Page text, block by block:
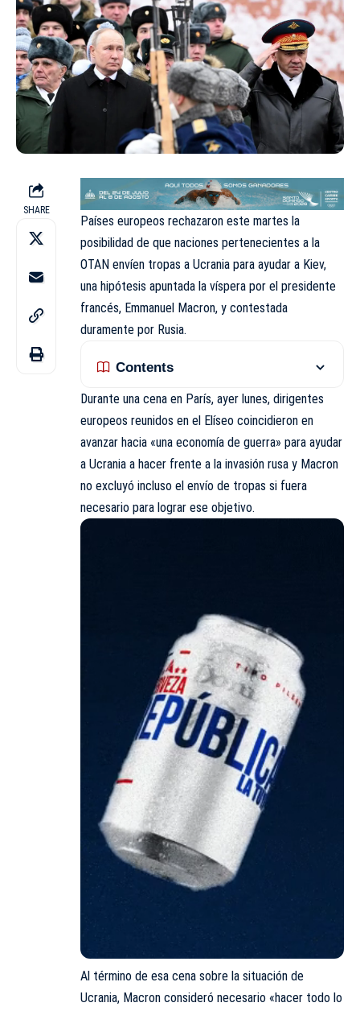
SHARE
Países europeos rechazaron este martes la
posibilidad de que naciones pertenecientes a la
OTAN envíen tropas a Ucrania para ayudar a Kiev,
una hipótesis apuntada la víspera por el presidente
francés, Emmanuel Macron, y contestada
duramente por Rusia.
Contents
Durante una cena en París, ayer lunes, dirigentes
europeos reunidos en el Elíseo coincidieron en
avanzar hacia «una economía de guerra» para ayudar
a Ucrania a hacer frente a la invasión rusa y Macron
no excluyó incluso el envío de tropas si fuera
necesario para lograr ese objetivo.
Al término de esa cena sobre la situación de
Ucrania, Macron consideró necesario «hacer todo lo